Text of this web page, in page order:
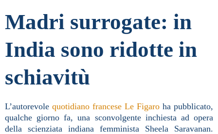
Madri surrogate: in
India sono ridotte in
schiavitù
L’autorevole quotidiano francese Le Figaro ha pubblicato,
qualche giorno fa, una sconvolgente inchiesta ad opera
della scienziata indiana femminista Sheela Saravanan.